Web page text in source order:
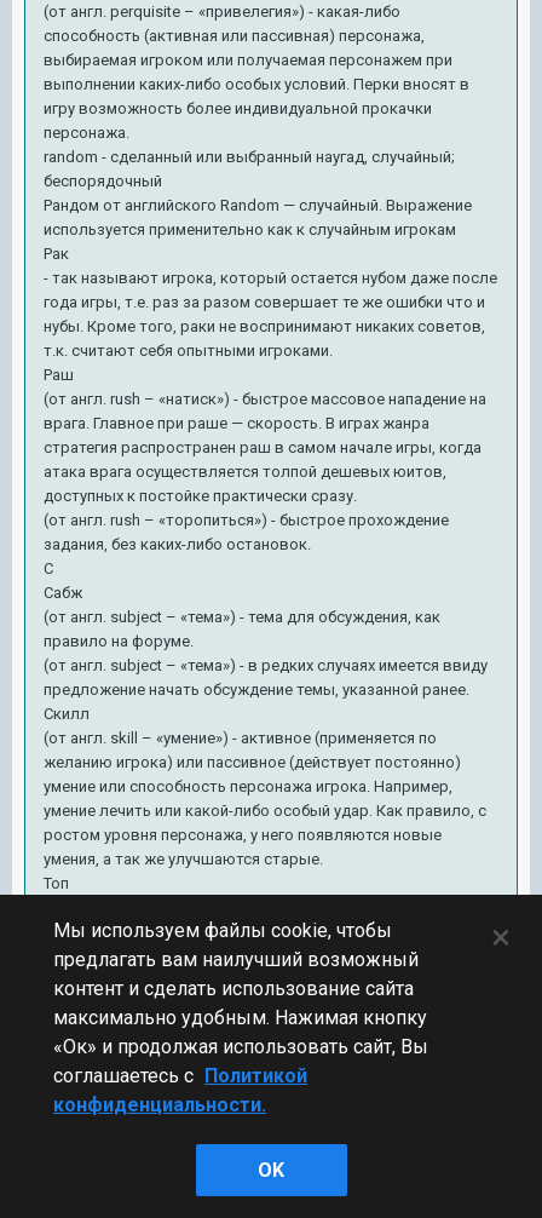
(от англ. perquisite – «привелегия») - какая-либо
способность (активная или пассивная) персонажа,
выбираемая игроком или получаемая персонажем при
выполнении каких-либо особых условий. Перки вносят в
игру возможность более индивидуальной прокачки
персонажа.
random - сделанный или выбранный наугад, случайный;
беспорядочный
Рандом от английского Random — случайный. Выражение
используется применительно как к случайным игрокам
Рак
- так называют игрока, который остается нубом даже после
года игры, т.е. раз за разом совершает те же ошибки что и
нубы. Кроме того, раки не воспринимают никаких советов,
т.к. считают себя опытными игроками.
Раш
(от англ. rush – «натиск») - быстрое массовое нападение на
врага. Главное при раше — скорость. В играх жанра
стратегия распространен раш в самом начале игры, когда
атака врага осуществляется толпой дешевых юитов,
доступных к постойке практически сразу.
(от англ. rush – «торопиться») - быстрое прохождение
задания, без каких-либо остановок.
С
Сабж
(от англ. subject – «тема») - тема для обсуждения, как
правило на форуме.
(от англ. subject – «тема») - в редких случаях имеется ввиду
предложение начать обсуждение темы, указанной ранее.
Скилл
(от англ. skill – «умение») - активное (применяется по
желанию игрока) или пассивное (действует постоянно)
умение или способность персонажа игрока. Например,
умение лечить или какой-либо особый удар. Как правило, с
ростом уровня персонажа, у него появляются новые
умения, а так же улучшаются старые.
Топ
Фича (англ. feature — особенность, необычное свойство,
«фишка») — сленговое обозначение каких-либо необычных
признаков какого-либо явления. «Фичей» могут выступать
необычные программные возможности, особые функции,
что-либо...
Тормоза - это когда очень маленький FPS (Frame Per Second)
(кадры в секунду) в играх. Нормальный фпс 30-60, низкий
Лаги - практически тоже самое "лагает сильно игра". Лаг-
глюк. не путать с багом (баг-ошибка в игре, которые не
Мы используем файлы cookie, чтобы
предлагать вам наилучший возможный
контент и сделать использование сайта
максимально удобным. Нажимая кнопку
«Ок» и продолжая использовать сайт, Вы
соглашаетесь с Политикой
конфиденциальности.
OK
×